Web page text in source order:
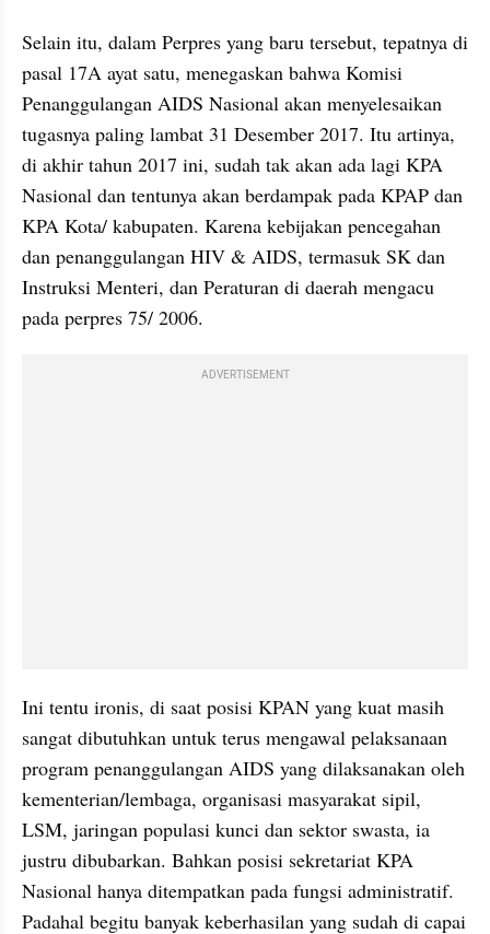
Selain itu, dalam Perpres yang baru tersebut, tepatnya di
pasal 17A ayat satu, menegaskan bahwa Komisi
Penanggulangan AIDS Nasional akan menyelesaikan
tugasnya paling lambat 31 Desember 2017. Itu artinya,
di akhir tahun 2017 ini, sudah tak akan ada lagi KPA
Nasional dan tentunya akan berdampak pada KPAP dan
KPA Kota/ kabupaten. Karena kebijakan pencegahan
dan penanggulangan HIV & AIDS, termasuk SK dan
Instruksi Menteri, dan Peraturan di daerah mengacu
pada perpres 75/ 2006.
ADVERTISEMENT
Ini tentu ironis, di saat posisi KPAN yang kuat masih
sangat dibutuhkan untuk terus mengawal pelaksanaan
program penanggulangan AIDS yang dilaksanakan oleh
kementerian/lembaga, organisasi masyarakat sipil,
LSM, jaringan populasi kunci dan sektor swasta, ia
justru dibubarkan. Bahkan posisi sekretariat KPA
Nasional hanya ditempatkan pada fungsi administratif.
Padahal begitu banyak keberhasilan yang sudah di capai